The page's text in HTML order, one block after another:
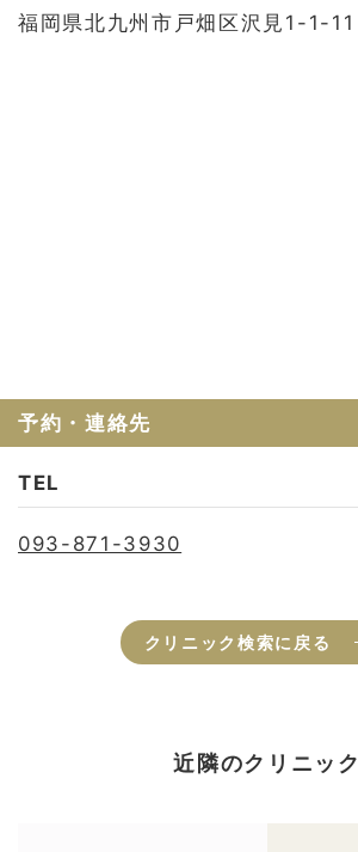
福岡県北九州市戸畑区沢見1-1-11
予約・連絡先
TEL
093-871-3930
クリニック検索に戻る
近隣のクリニック